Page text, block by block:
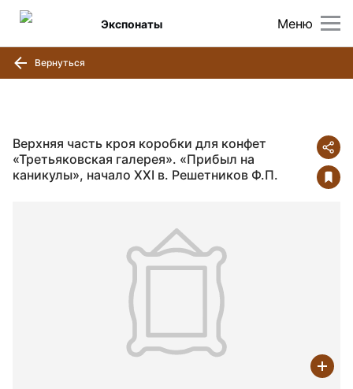
Меню
Экспонаты
Вернуться
Верхняя часть кроя коробки для конфет
«Третьяковская галерея». «Прибыл на
каникулы», начало ХХI в. Решетников Ф.П.